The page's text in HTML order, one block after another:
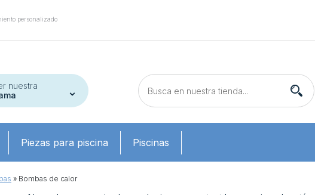
personalizado
nuestra
Piezas para piscina Piscinas
» Bombas de calor